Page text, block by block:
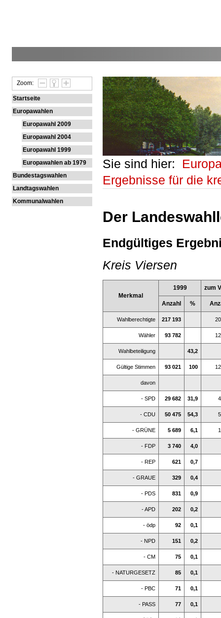
Zoom:
Startseite
Europawahlen
Europawahl 2009
Europawahl 2004
Europawahl 1999
Europawahlen ab 1979
Bundestagswahlen
Landtagswahlen
Kommunalwahlen
Sie sind hier:
Ergebnisse für die
Der
Endgültiges
Kreis Viersen
Merkmal
1999 zum
Anzahl %
Wahlberechtigte 217 193
Wähler 93 782
Wahlbeteiligung 43,2
Gültige Stimmen 93 021 100
davon
- SPD 29 682 31,9
- CDU 50 475 54,3
- GRÜNE 5 689 6,1
- FDP 3 740 4,0
- REP 621 0,7
- GRAUE 329 0,4
- PDS 831 0,9
- APD 202 0,2
- ödp 92 0,1
- NPD 151 0,2
- CM 75 0,1
- NATURGESETZ 85 0,1
- PBC 71 0,1
- PASS 77 0,1